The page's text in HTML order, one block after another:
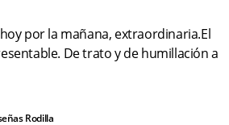
por la mañana, extraordinaria.El
De trato y de humillación a